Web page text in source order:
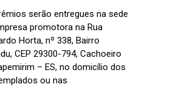
serão entregues na sede
promotora na Rua
Horta, nº 338, Bairro
CEP 29300-794, Cachoeiro
– ES, no domicílio dos
ou nas